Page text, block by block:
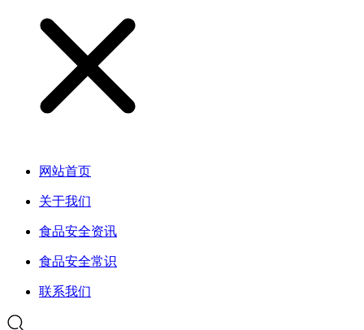
网站首页
关于我们
食品安全资讯
食品安全常识
联系我们